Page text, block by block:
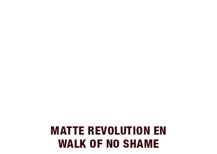
MATTE REVOLUTION EN
WALK OF NO SHAME